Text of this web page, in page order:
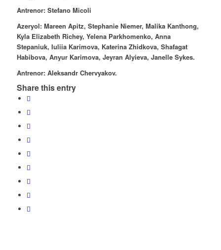
Antrenor: Stefano Micoli
Azeryol: Mareen Apitz, Stephanie Niemer, Malika Kanthong,
Kyla Elizabeth Richey, Yelena Parkhomenko, Anna
Stepaniuk, Iuliia Karimova, Katerina Zhidkova, Shafagat
Habibova, Anyur Karimova, Jeyran Alyieva, Janelle Sykes.
Antrenor: Aleksandr Chervyakov.
Share this entry